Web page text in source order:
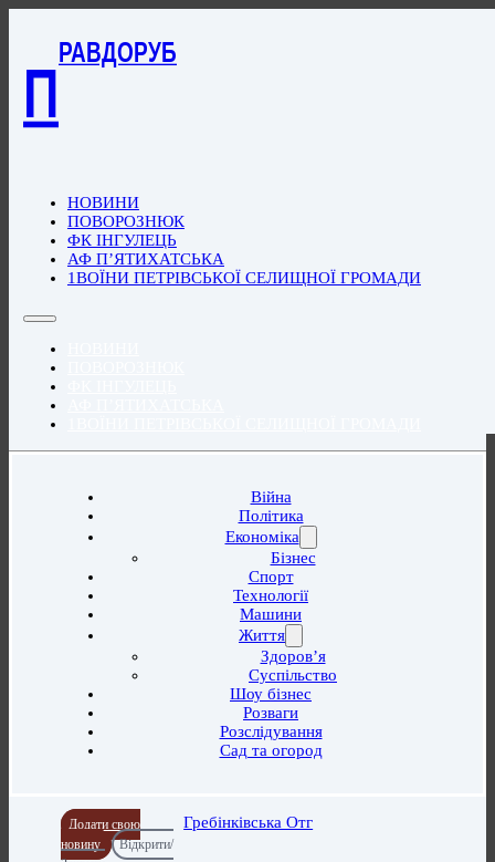
П
РАВДОРУБ
НОВИНИ
ПОВОРОЗНЮК
ФК ІНГУЛЕЦЬ
АФ П’ЯТИХАТСЬКА
1ВОЇНИ ПЕТРІВСЬКОЇ СЕЛИЩНОЇ ГРОМАДИ
Війна
Політика
Економіка
Бізнес
Спорт
Технології
Машини
Життя
Здоров’я
Суспільство
Шоу бізнес
Розваги
Розслідування
Сад та огород
Додати свою
новину
Відкрити/
Гребінківська Отг